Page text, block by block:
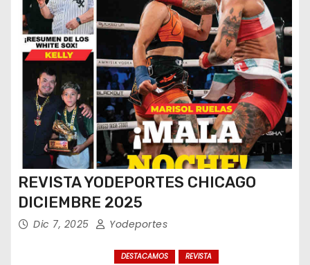
REVISTA YODEPORTES CHICAGO
DICIEMBRE 2025
Dic 7, 2025 Yodeportes
DESTACAMOS REVISTA